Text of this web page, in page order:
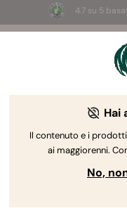
4.7 su 5
Summer
su prodotti
Hai
Il contenuto e i
ai maggiorenni.
No,